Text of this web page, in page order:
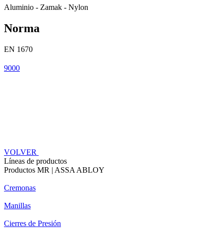
Aluminio - Zamak - Nylon
Norma
EN 1670
9000
VOLVER
Líneas de productos
Productos MR | ASSA ABLOY
Cremonas
Manillas
Cierres de Presión